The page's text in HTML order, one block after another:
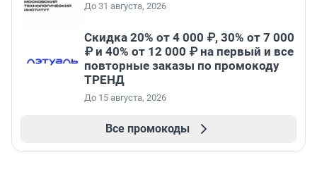
До 31 августа, 2026
Скидка 20% от 4 000 ₽, 30% от 7 000
₽ и 40% от 12 000 ₽ на первый и все
повторные заказы по промокоду
ТРЕНД
До 15 августа, 2026
Все промокоды